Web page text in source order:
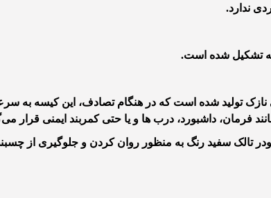
ندارد.
تشکیل شده است.
نازک تولید شده است که در هنگام تصادف، این کیسه به
فرمان، داشبورد، درب ها و یا حتی کمربند ایمنی قرار
تالک سفید رنگ به منظور روان کردن و جلوگیری از